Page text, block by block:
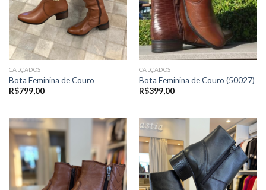
CALÇADOS
Bota Feminina de Couro
R$799,00
CALÇADOS
Bota Feminina de Couro (50027)
R$399,00